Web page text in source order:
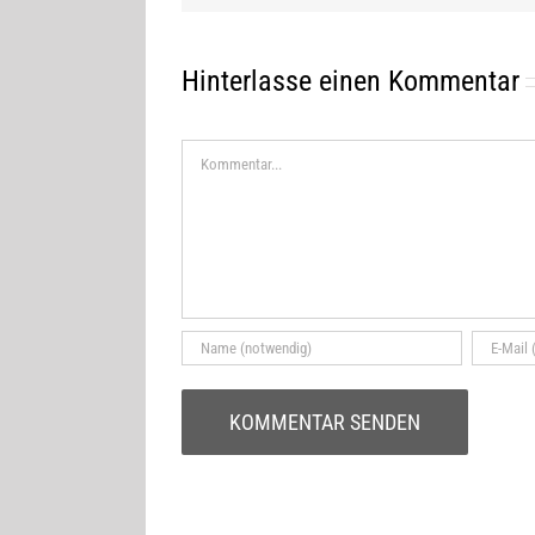
Hinterlasse einen Kommentar
Kommentar